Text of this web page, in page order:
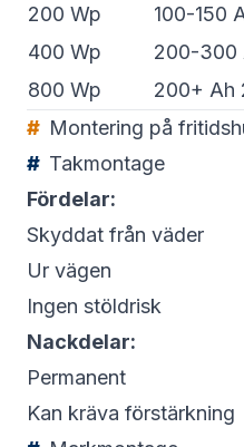
200 Wp
100-150
400 Wp
200-300
800 Wp
200+ Ah
Montering på
Takmontage
Fördelar:
Skyddat från väder
Ur vägen
Ingen stöldrisk
Nackdelar:
Permanent
Kan kräva förstärkning